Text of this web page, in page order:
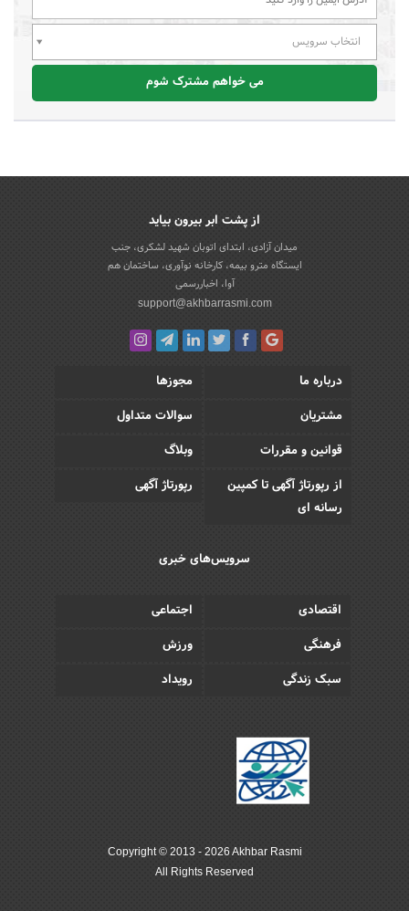
انتخاب سرویس
می خواهم مشترک شوم
از پشت ابر بیرون بیاید
میدان آزادی، ابتدای اتوبان شهید لشکری، جنب
ایستگاه مترو بیمه، کارخانه نوآوری، ساختمان هم
آوا، اخباررسمی
support@akhbarrasmi.com
درباره ما
مجوزها
مشتریان
سوالات متداول
قوانین و مقررات
وبلاگ
از رپورتاژ آگهی تا کمپین
رسانه ای
رپورتاژ آگهی
سرویس‌های خبری
اقتصادی
اجتماعی
فرهنگی
ورزش
سبک زندگی
رویداد
Copyright © 2013 - 2026 Akhbar Rasmi
All Rights Reserved